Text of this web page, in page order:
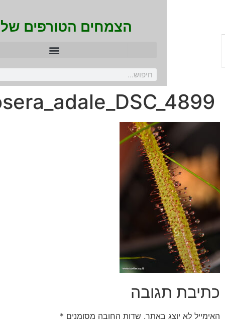
הצמחים הטורפים של ירון
תגובה
לא יוצג באתר. שדות החובה מסומנים*